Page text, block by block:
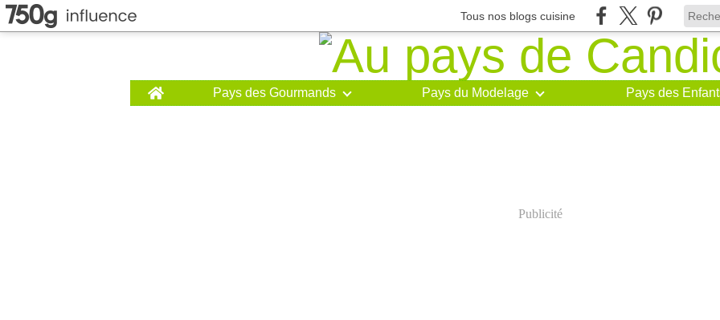
Tous nos blogs cuisine
Home Pays des Gourmands Pays du Modelage Pays des
Publicité